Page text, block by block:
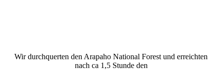
Wir durchquerten den Arapaho National Forest und erreichten
nach ca 1,5 Stunde den